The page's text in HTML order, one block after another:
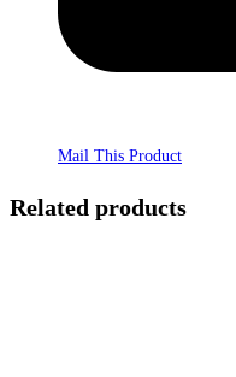
Mail This Product
Related products